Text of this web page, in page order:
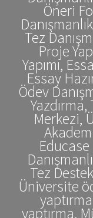
Öneri
Tez
Proje
Yapımı,
Essay
Ödev
Merkezi,
Educase
Tez
Üniversite
yaptırma,